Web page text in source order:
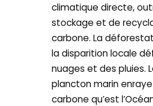
climatique directe,
stockage et de
carbone. La
la disparition locale
nuages et des pluies.
plancton marin
carbone qu’est